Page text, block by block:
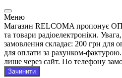
Меню
Магазин RELCOMA пропонує
та товари радіоелектроніки.
замовлення складає: 200 грн для
для оплати за рахунком-
лише через сайт. По телефону
Зачинити